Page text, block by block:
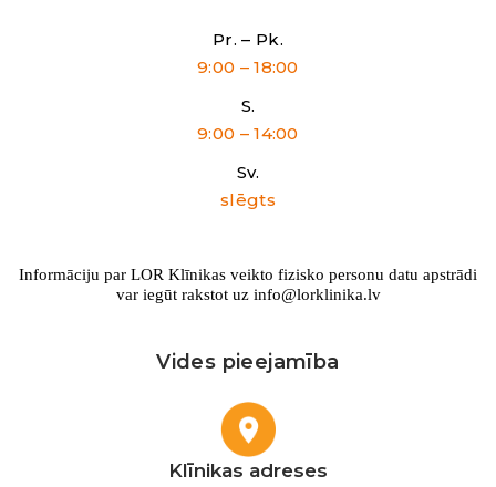
Pr. – Pk.
9:00 – 18:00
S.
9:00 – 14:00
Sv.
slēgts
Informāciju par LOR Klīnikas veikto fizisko personu datu apstrādi
var iegūt rakstot uz info@lorklinika.lv
Vides pieejamība
Klīnikas adreses